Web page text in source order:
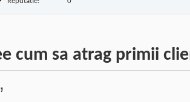
cum sa atrag primii